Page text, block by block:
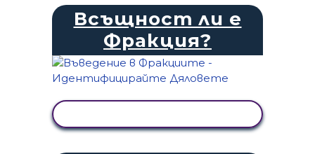
Всъщност ли е
Фракция?